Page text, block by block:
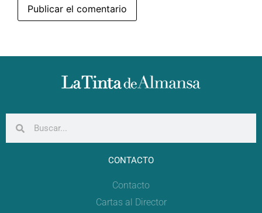
CONTACTO
Contacto
Cartas al Director